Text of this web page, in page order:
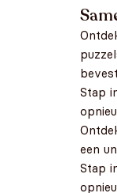
Stap
een
Stap